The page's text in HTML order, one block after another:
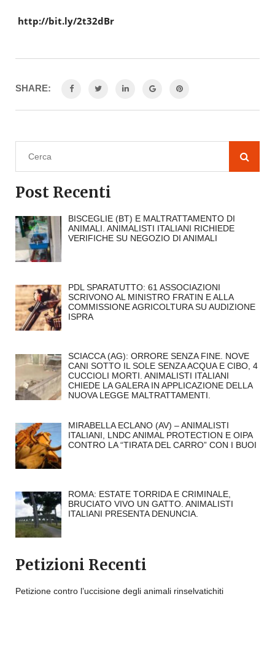
http://bit.ly/2t32dBr
SHARE:
Post Recenti
BISCEGLIE (BT) E MALTRATTAMENTO DI
ANIMALI. ANIMALISTI ITALIANI RICHIEDE
VERIFICHE SU NEGOZIO DI ANIMALI
PDL SPARATUTTO: 61 ASSOCIAZIONI
SCRIVONO AL MINISTRO FRATIN E ALLA
COMMISSIONE AGRICOLTURA SU AUDIZIONE
ISPRA
SCIACCA (AG): ORRORE SENZA FINE. NOVE
CANI SOTTO IL SOLE SENZA ACQUA E CIBO, 4
CUCCIOLI MORTI. ANIMALISTI ITALIANI
CHIEDE LA GALERA IN APPLICAZIONE DELLA
NUOVA LEGGE MALTRATTAMENTI.
MIRABELLA ECLANO (AV) – ANIMALISTI
ITALIANI, LNDC ANIMAL PROTECTION E OIPA
CONTRO LA “TIRATA DEL CARRO” CON I BUOI
ROMA: ESTATE TORRIDA E CRIMINALE,
BRUCIATO VIVO UN GATTO. ANIMALISTI
ITALIANI PRESENTA DENUNCIA.
Petizioni Recenti
Petizione contro l’uccisione degli animali rinselvatichiti